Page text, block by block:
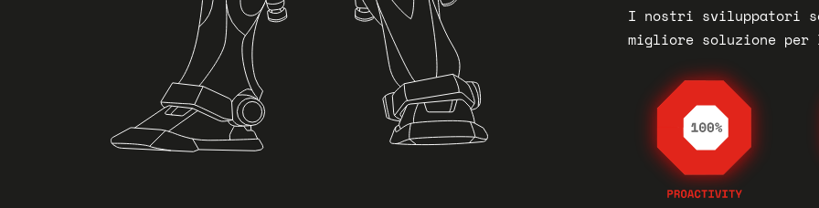
I nostri sviluppatori
migliore soluzione
Più che consulenti:
tuo progetto di cyber